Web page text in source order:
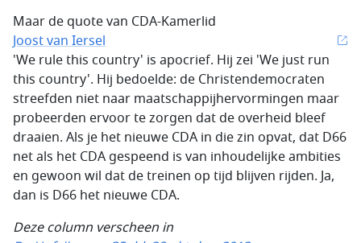
Maar de quote van CDA-Kamerlid
Joost van Iersel
'We rule this country' is apocrief. Hij zei 'We just run
this country'. Hij bedoelde: de Christendemocraten
streefden niet naar maatschappijhervormingen maar
probeerden ervoor te zorgen dat de overheid bleef
draaien. Als je het nieuwe CDA in die zin opvat, dat D66
net als het CDA gespeend is van inhoudelijke ambities
en gewoon wil dat de treinen op tijd blijven rijden. Ja,
dan is D66 het nieuwe CDA.
Deze column verscheen in